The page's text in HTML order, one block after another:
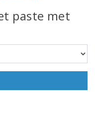
paste met